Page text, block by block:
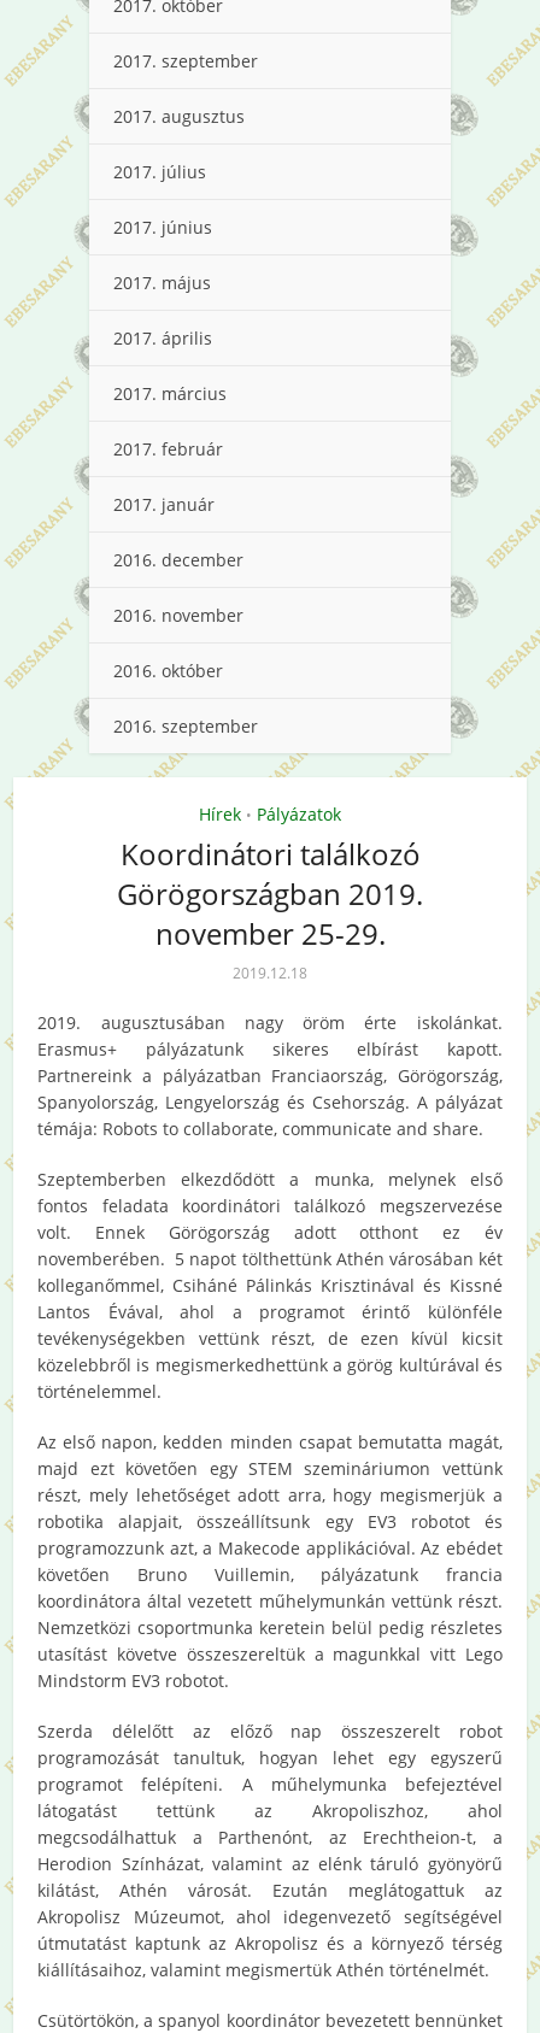
2017. október
2017. szeptember
2017. augusztus
2017. július
2017. június
2017. május
2017. április
2017. március
2017. február
2017. január
2016. december
2016. november
2016. október
2016. szeptember
Hírek • Pályázatok
Koordinátori találkozó
Görögországban 2019.
november 25-29.
2019.12.18
2019. augusztusában nagy öröm érte iskolánkat.
Erasmus+ pályázatunk sikeres elbírást kapott.
Partnereink a pályázatban Franciaország, Görögország,
Spanyolország, Lengyelország és Csehország. A pályázat
témája: Robots to collaborate, communicate and share.
Szeptemberben elkezdődött a munka, melynek első
fontos feladata koordinátori találkozó megszervezése
volt. Ennek Görögország adott otthont ez év
novemberében. 5 napot tölthettünk Athén városában két
kolleganőmmel, Csiháné Pálinkás Krisztinával és Kissné
Lantos Évával, ahol a programot érintő különféle
tevékenységekben vettünk részt, de ezen kívül kicsit
közelebbről is megismerkedhettünk a görög kultúrával és
történelemmel.
Az első napon, kedden minden csapat bemutatta magát,
majd ezt követően egy STEM szemináriumon vettünk
részt, mely lehetőséget adott arra, hogy megismerjük a
robotika alapjait, összeállítsunk egy EV3 robotot és
programozzunk azt, a Makecode applikációval. Az ebédet
követően Bruno Vuillemin, pályázatunk francia
koordinátora által vezetett műhelymunkán vettünk részt.
Nemzetközi csoportmunka keretein belül pedig részletes
utasítást követve összeszereltük a magunkkal vitt Lego
Mindstorm EV3 robotot.
Szerda délelőtt az előző nap összeszerelt robot
programozását tanultuk, hogyan lehet egy egyszerű
programot felépíteni. A műhelymunka befejeztével
látogatást tettünk az Akropoliszhoz, ahol
megcsodálhattuk a Parthenónt, az Erechtheion-t, a
Herodion Színházat, valamint az elénk táruló gyönyörű
kilátást, Athén városát. Ezután meglátogattuk az
Akropolisz Múzeumot, ahol idegenvezető segítségével
útmutatást kaptunk az Akropolisz és a környező térség
kiállításaihoz, valamint megismertük Athén történelmét.
Csütörtökön, a spanyol koordinátor bevezetett bennünket